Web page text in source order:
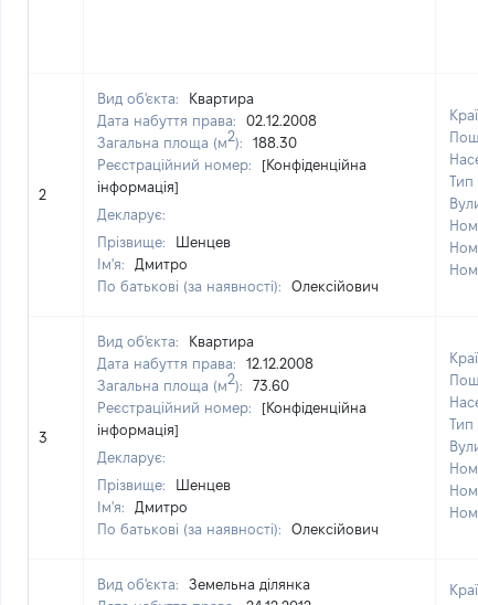
2
Вид об'єкта:
Квартира
Дата набуття права:
02.12.2008
Загальна площа (м2):
188.30
Реєстраційний номер:
[Конфіденційна
інформація]
Декларує:
Прізвище:
Шенцев
Ім'я:
Дмитро
По батькові (за наявності):
Олексійович
Тип
3
Вид об'єкта:
Квартира
Дата набуття права:
12.12.2008
Загальна площа (м2):
73.60
Реєстраційний номер:
[Конфіденційна
інформація]
Декларує:
Прізвище:
Шенцев
Ім'я:
Дмитро
По батькові (за наявності):
Олексійович
Тип
Вид об'єкта:
Земельна ділянка